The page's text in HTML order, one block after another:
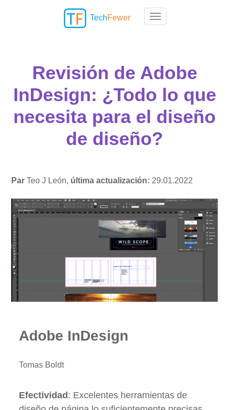
Toggle navigation
TechFewer
Revisión de Adobe
InDesign: ¿Todo lo que
necesita para el diseño
de diseño?
Par Teo J León, última actualización: 29.01.2022
Adobe InDesign
Tomas Boldt
Efectividad: Excelentes herramientas de